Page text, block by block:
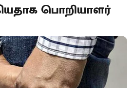
பொறியாளர்